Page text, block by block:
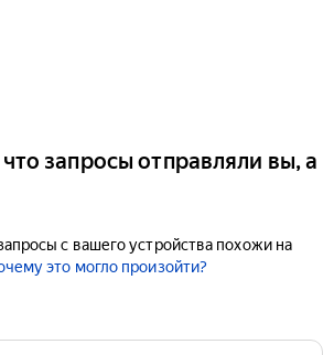
запросы отправляли вы, а
с вашего устройства похожи на
это могло произойти?